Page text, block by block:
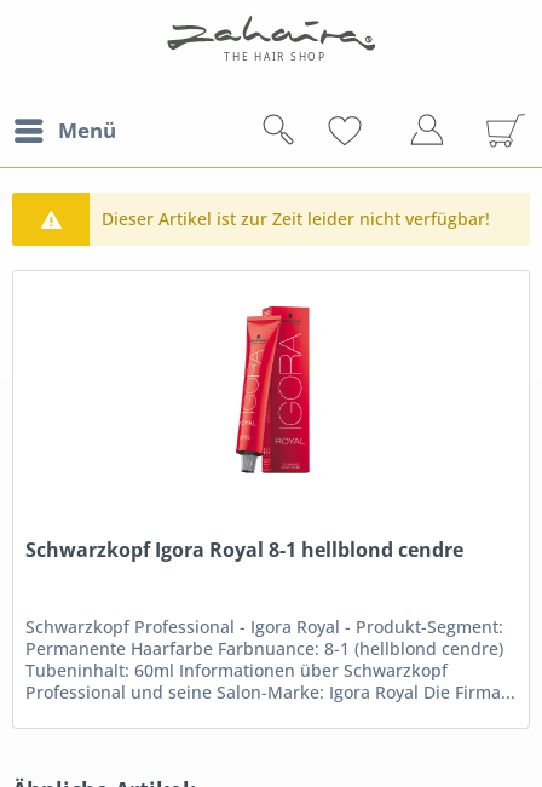
Menü
Dieser Artikel ist zur Zeit leider nicht verfügbar!
Schwarzkopf Igora Royal 8-1 hellblond cendre
Schwarzkopf Professional - Igora Royal - Produkt-Segment:
Permanente Haarfarbe Farbnuance: 8-1 (hellblond cendre)
Tubeninhalt: 60ml Informationen über Schwarzkopf
Professional und seine Salon-Marke: Igora Royal Die Firma...